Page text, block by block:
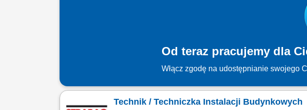
Od teraz pracujemy dla
Włącz zgodę na udostępnianie swojego
Technik / Techniczka Instalacji Budynkowych